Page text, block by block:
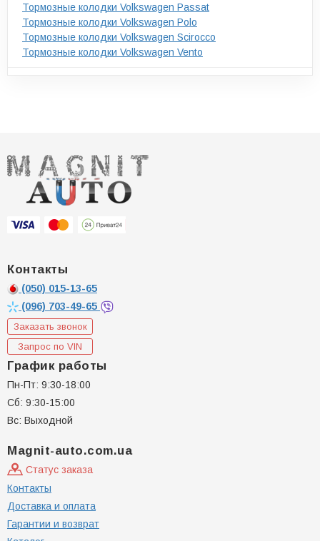
Тормозные колодки Volkswagen Passat
Тормозные колодки Volkswagen Polo
Тормозные колодки Volkswagen Scirocco
Тормозные колодки Volkswagen Vento
Контакты
(050) 015-13-65
(096) 703-49-65
Заказать звонок
Запрос по VIN
График работы
Пн-Пт: 9:30-18:00
Сб: 9:30-15:00
Вс: Выходной
Magnit-auto.com.ua
Статус заказа
Контакты
Доставка и оплата
Гарантии и возврат